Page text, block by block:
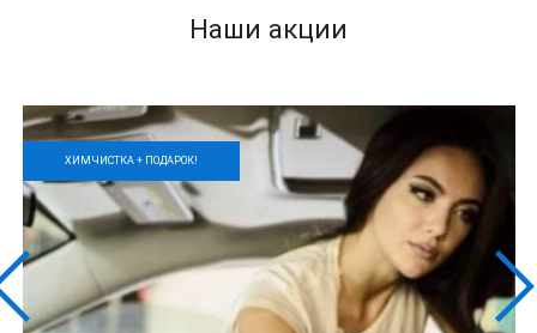
Наши акции
ХИМЧИСТКА + ПОДАРОК!